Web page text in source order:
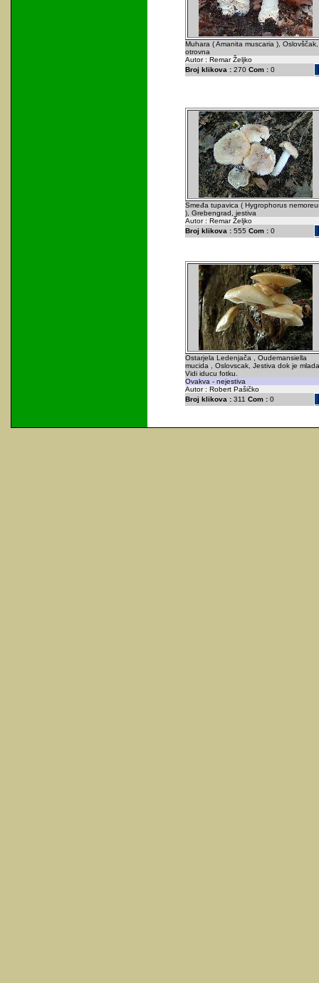
Muhara ( Amanita muscaria ), Oslovščak,
otrovna
Autor : Remar Željko
Broj klikova :270 Com :0
Smeđa tupavica ( Hygrophorus
), Grebengrad, jestiva
Autor : Remar Željko
Broj klikova :555 Com :0
Ostarjela Ledenjača , Oudemansiella
mucida , Oslovscak, Jestiva dok je
Vidi iducu fotku.
Ovakva - nejestiva
Autor : Robert Pašičko
Broj klikova :311 Com :0